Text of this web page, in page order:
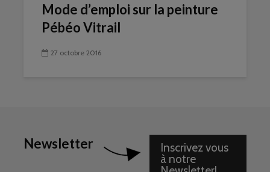
Mode d’emploi sur la peinture
Pébéo Vitrail
27 octobre 2016
Newsletter
Inscrivez vous
à notre